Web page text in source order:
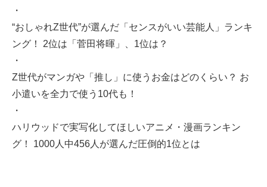
・
“おしゃれZ世代”が選んだ「センスがいい芸能人」ランキ
ング！ 2位は「菅田将暉」、1位は？
・
Z世代がマンガや「推し」に使うお金はどのくらい？ お
小遣いを全力で使う10代も！
・
ハリウッドで実写化してほしいアニメ・漫画ランキン
グ！ 1000人中456人が選んだ圧倒的1位とは